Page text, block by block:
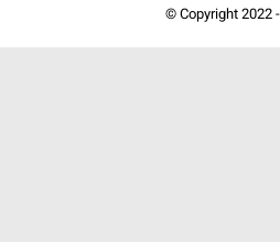
© Copyright 2022 -